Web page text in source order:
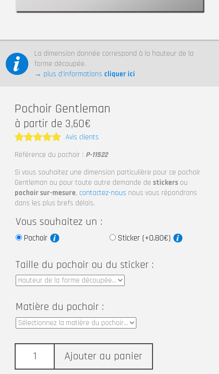
La dimension donnée correspond à la hauteur de la
forme découpée.
→ plus d’informations cliquer ici
Pochoir Gentleman
à partir de 3,60€
Note5
Avis clients
Référence du pochoir : P-11522
Si vous souhaitez une dimension particulière pour ce pochoir
Gentleman ou pour toute autre demande de stickers ou
pochoir sur-mesure, contactez-nous nous vous répondrons
dans les plus brefs délais.
Vous souhaitez un :
Pochoir Sticker (+0,80€)
Taille du pochoir ou du sticker :
Matière du pochoir :
Ajouter au panier